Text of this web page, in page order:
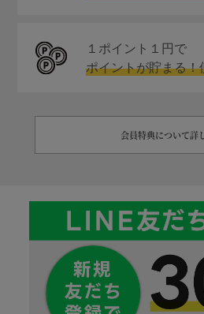
１ポイント１円で
ポイントが貯まる！
会員特典について詳